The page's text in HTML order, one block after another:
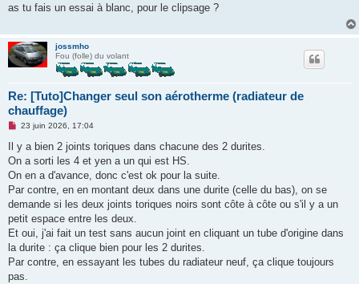
a
o
n
l
as tu fais un essai à blanc, pour le clipsage ?
jossmho
Fou (folle) du volant
Re: [Tuto]Changer seul son aérotherme (radiateur de
chauffage)
M
s
s
a
g
n
o
l
u
23 juin 2026, 17:04
Il y a bien 2 joints toriques dans chacune des 2 durites.
On a sorti les 4 et yen a un qui est HS.
On en a d'avance, donc c'est ok pour la suite.
Par contre, en en montant deux dans une durite (celle du bas), on se
demande si les deux joints toriques noirs sont côte à côte ou s'il y a un
petit espace entre les deux.
Et oui, j'ai fait un test sans aucun joint en cliquant un tube d'origine dans
la durite : ça clique bien pour les 2 durites.
Par contre, en essayant les tubes du radiateur neuf, ça clique toujours
pas.